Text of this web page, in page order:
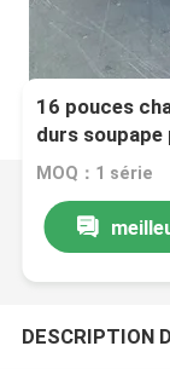
16 pouces
durs
pétrochimique
MOQ：1 série
DESCRIPTION